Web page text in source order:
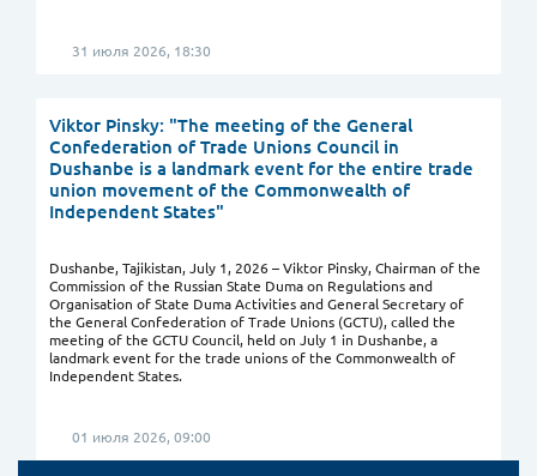
31 июля 2026, 18:30
Viktor Pinsky: "The meeting of the General
Confederation of Trade Unions Council in
Dushanbe is a landmark event for the entire trade
union movement of the Commonwealth of
Independent States"
Dushanbe, Tajikistan, July 1, 2026 – Viktor Pinsky, Chairman of the
Commission of the Russian State Duma on Regulations and
Organisation of State Duma Activities and General Secretary of
the General Confederation of Trade Unions (GCTU), called the
meeting of the GCTU Council, held on July 1 in Dushanbe, a
landmark event for the trade unions of the Commonwealth of
Independent States.
01 июля 2026, 09:00